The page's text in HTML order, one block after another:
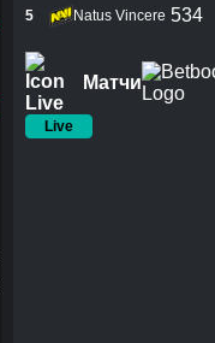
5 Natus Vincere 534
Матчи
Live